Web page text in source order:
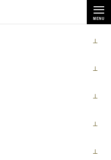
MENU